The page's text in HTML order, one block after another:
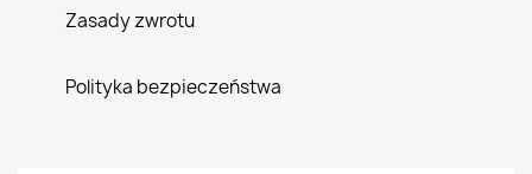
Zasady zwrotu
Polityka bezpieczeństwa